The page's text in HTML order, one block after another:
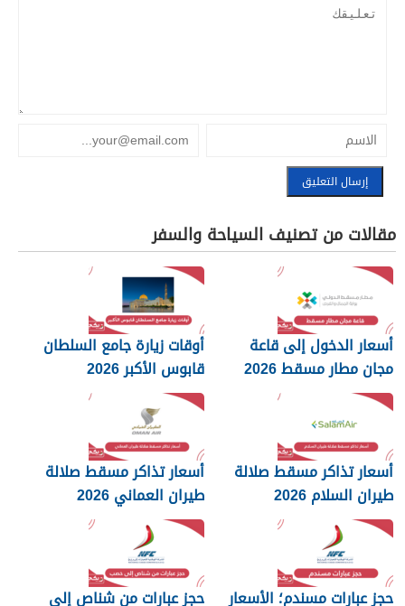
مقالات من تصنيف السياحة والسفر
أسعار الدخول إلى قاعة
مجان مطار مسقط 2026
أوقات زيارة جامع السلطان
قابوس الأكبر 2026
أسعار تذاكر مسقط صلالة
طيران السلام 2026
أسعار تذاكر مسقط صلالة
طيران العماني 2026
حجز عبارات مسندم؛ الأسعار
حجز عبارات من شناص إلى